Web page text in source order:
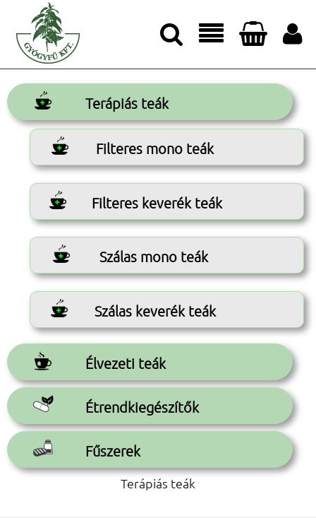




Terápiás teák
Filteres mono teák
Filteres keverék teák
Szálas mono teák
Szálas keverék teák
Élvezeti teák
Étrendkiegészítők
Fűszerek
Terápiás teák